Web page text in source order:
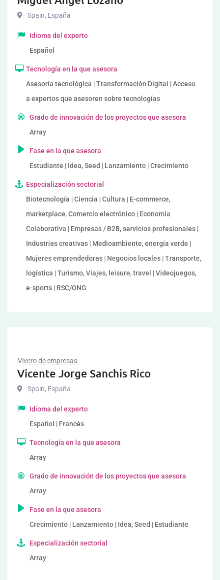
Spain, España
Idioma del experto
Español
Tecnología en la que asesora
Asesoría tecnológica | Transformación Digital | Acceso
a expertos que asesoren sobre tecnologías
Grado de innovación de los proyectos que asesora
Array
Fase en la que asesora
Estudiante | Idea, Seed | Lanzamiento | Crecimiento
Especialización sectorial
Biotecnología | Ciencia | Cultura | E-commerce,
marketplace, Comercio electrónico | Economía
Colaborativa | Empresas / B2B, servicios profesionales |
Industrias creativas | Medioambiente, energía verde |
Mujeres emprendedoras | Negocios locales | Transporte,
logística | Turismo, Viajes, leisure, travel | Videojuegos,
e-sports | RSC/ONG
Vivero de empresas
Vicente Jorge Sanchis Rico
Spain, España
Idioma del experto
Español | Francés
Tecnología en la que asesora
Array
Grado de innovación de los proyectos que asesora
Array
Fase en la que asesora
Crecimiento | Lanzamiento | Idea, Seed | Estudiante
Especialización sectorial
Array